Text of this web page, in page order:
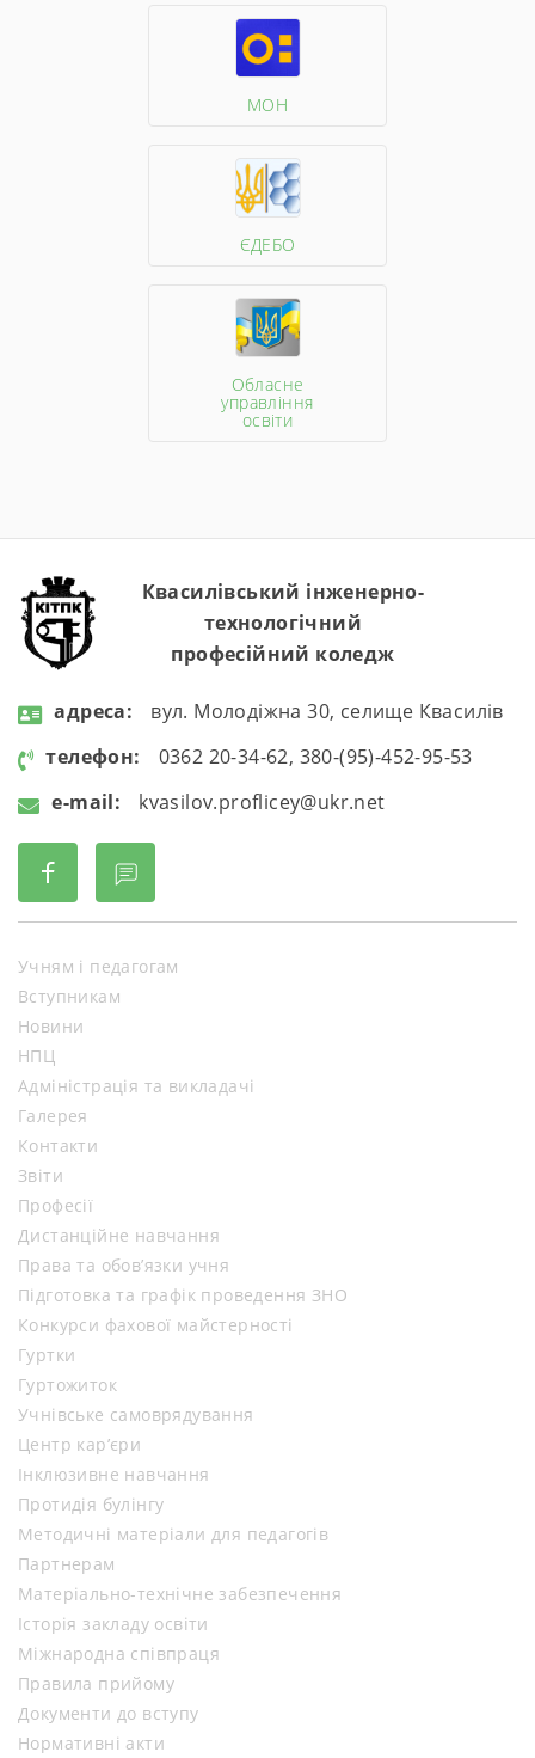
МОН
ЄДЕБО
Обласне
управління
освіти
Квасилівський інженерно-
технологічний
професійний коледж
aдресa:
вул. Молодіжна 30, селище Квасилів
телефон:
0362 20-34-62, 380-(95)-452-95-53
e-mail:
kvasilov.proflicey@ukr.net
Учням і педагогам
Вступникам
Новини
НПЦ
Адміністрація та викладачі
Галерея
Контакти
Звіти
Професії
Дистанційне навчання
Права та обов’язки учня
Підготовка та графік проведення ЗНО
Конкурси фахової майстерності
Гуртки
Гуртожиток
Учнівське самоврядування
Центр кар’єри
Інклюзивне навчання
Протидія булінгу
Методичні матеріали для педагогів
Партнерам
Матеріально-технічне забезпечення
Історія закладу освіти
Міжнародна співпраця
Правила прийому
Документи до вступу
Нормативні акти